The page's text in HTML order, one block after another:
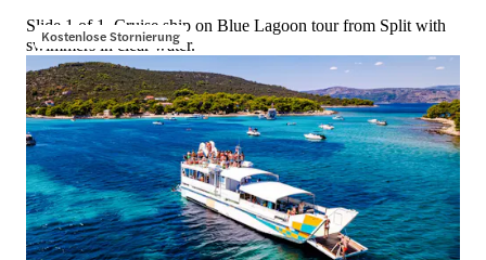
Kostenlose Stornierung
Slide 1 of 1, Cruise ship on Blue Lagoon tour from Split with
swimmers in clear water.